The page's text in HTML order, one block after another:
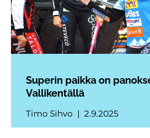
Superin paikka on
Vallikentällä
Timo Sihvo 2.9.2025